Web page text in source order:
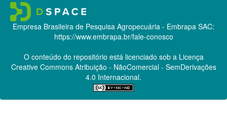
Empresa Brasileira de Pesquisa Agropecuária - Embrapa SAC:
https://www.embrapa.br/fale-conosco
O conteúdo do repositório está licenciado sob a Licença
Creative CommonsAtribuição - NãoComercial - SemDerivações
4.0 Internacional.